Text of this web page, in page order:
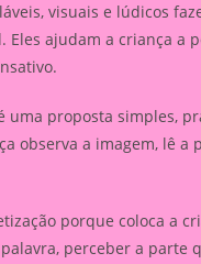
visuais e lúdicos
Eles ajudam a criança a
uma proposta simples,
observa a imagem, lê
porque coloca a
perceber a parte